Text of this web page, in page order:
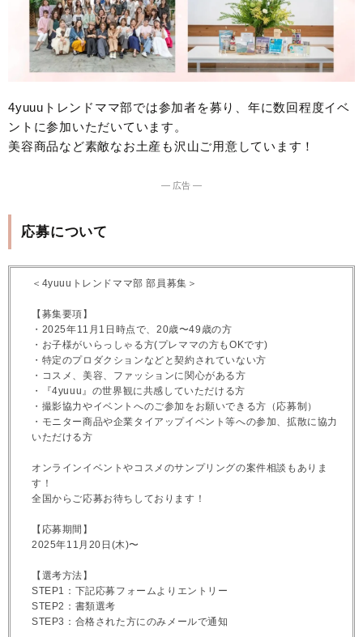
4yuuuトレンドママ部では参加者を募り、年に数回程度イベ
ントに参加いただいています。
美容商品など素敵なお土産も沢山ご用意しています！
― 広告 ―
応募について
＜4yuuuトレンドママ部 部員募集＞
【募集要項】
・2025年11月1日時点で、20歳〜49歳の方
・お子様がいらっしゃる方(プレママの方もOKです)
・特定のプロダクションなどと契約されていない方
・コスメ、美容、ファッションに関心がある方
・『4yuuu』の世界観に共感していただける方
・撮影協力やイベントへのご参加をお願いできる方（応募制）
・モニター商品や企業タイアップイベント等への参加、拡散に協力
いただける方
オンラインイベントやコスメのサンプリングの案件相談もありま
す！
全国からご応募お待ちしております！
【応募期間】
2025年11月20日(木)〜
【選考方法】
STEP1：下記応募フォームよりエントリー
STEP2：書類選考
STEP3：合格された方にのみメールで通知